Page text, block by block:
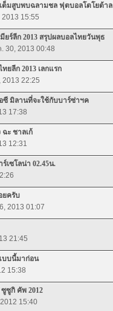
ต็มสูบพบฉลามชล ฟุตบอลโตโยต้าล
15:55
ยร์ลีก 2013 สรุปผลบอลไทยวันพุธ
30, 2013 00:48
ยลีก 2013 เลกแรก
22:25
อซี มิลานที่จะใช้กับบาร์ซ่าฯค
17:38
ฉะ ชาลเก้
12:31
เซโลน่า 02.45น.
ยครับ
2013 01:07
21:45
บบนี้มาก่อน
15:38
ซูกิ คัพ 2012
15:40